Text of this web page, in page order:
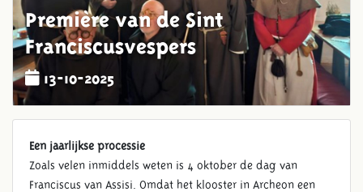
Première van de Sint
Franciscusvespers
13-10-2025
Een jaarlijkse processie
Zoals velen inmiddels weten is 4 oktober de dag van
Franciscus van Assisi. Omdat het klooster in Archeon een